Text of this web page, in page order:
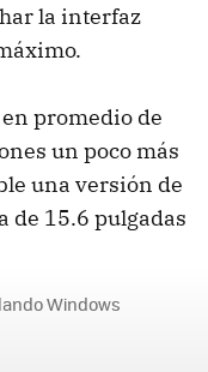
la interfaz
promedio de
un poco más
una versión de
de 15.6 pulgadas
Windows